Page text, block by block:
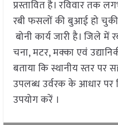
प्रस्तावित है। रविवार तक
रबी फसलों की बुआई हो चुकी
बोनी कार्य जारी है। जिले
चना, मटर, मक्का एवं
बताया कि स्थानीय स्तर पर
उपलब्ध उर्वरक के आधार पर
उपयोग करें ।